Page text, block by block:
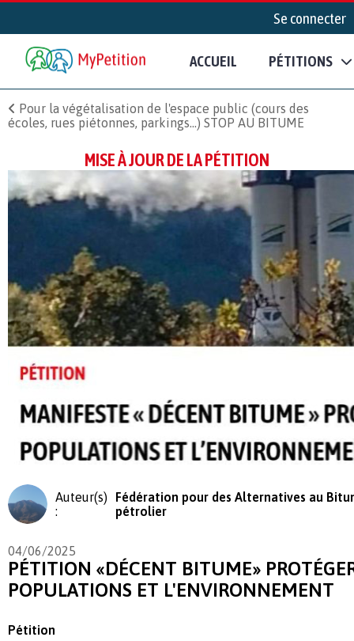
Se connecter
ACCUEIL PÉTITIONS
Pour la végétalisation de l'espace public (cours des
écoles, rues piétonnes, parkings...) STOP AU BITUME
MISE À JOUR DE LA PÉTITION
Auteur(s)
:
Fédération pour des Alternatives au
pétrolier
04/06/2025
PÉTITION «DÉCENT BITUME»
POPULATIONS ET L'ENVIRONNEMENT
Pétition